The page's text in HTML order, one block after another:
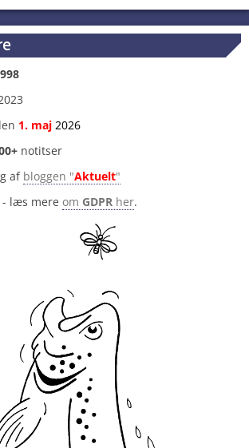
1. maj 2026
notitser
af bloggen "Aktuelt"
læs mere om GDPR her.